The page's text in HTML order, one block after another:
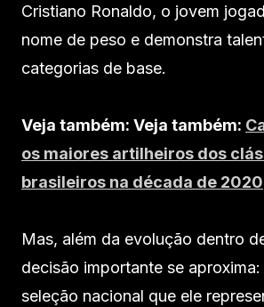
Cristiano Ronaldo, o jovem
nome de peso e demonstra
categorias de base.
Veja também: Veja também:
os maiores artilheiros dos
brasileiros na década de 2020
Mas, além da evolução dentro
decisão importante se
seleção nacional que ele